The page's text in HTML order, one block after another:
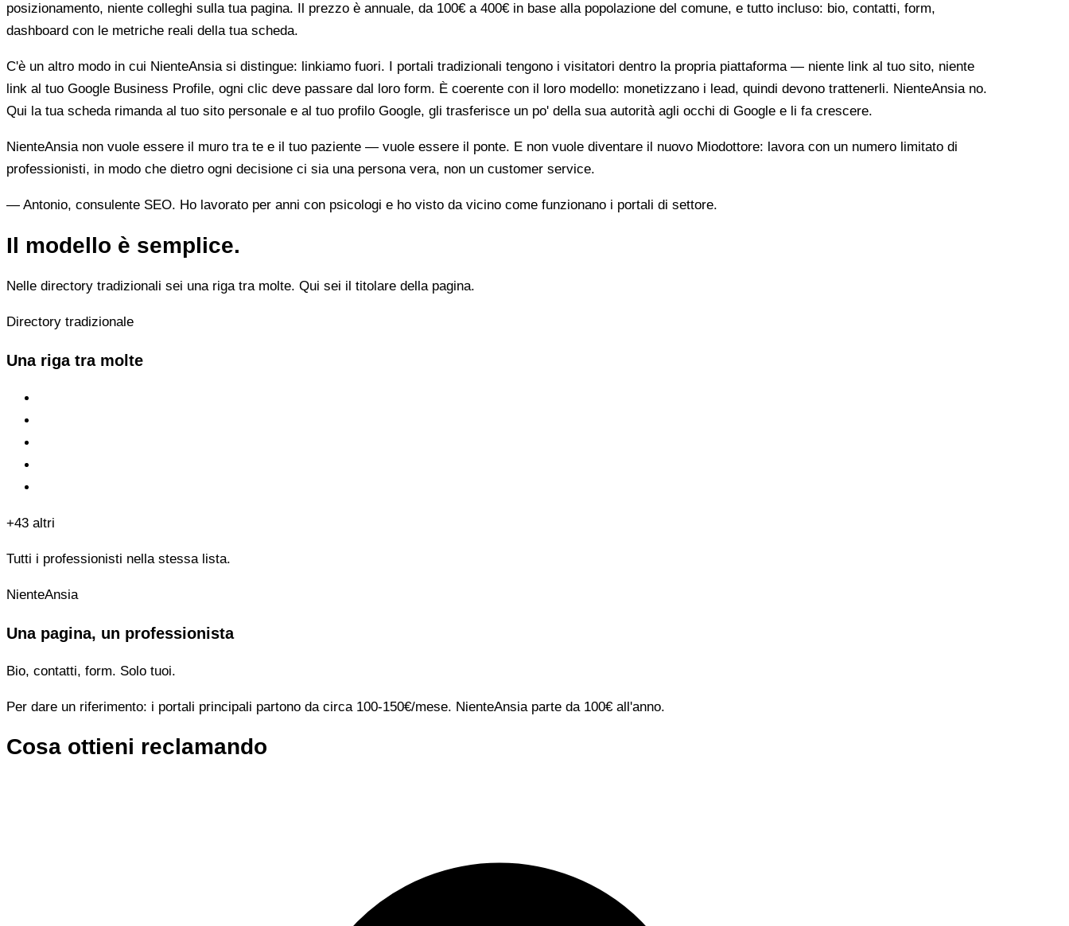
posizionamento, niente colleghi sulla tua pagina. Il prezzo è annuale, da 100€ a 400€ in base alla popolazione del comune, e tutto incluso: bio, contatti, form,
dashboard con le metriche reali della tua scheda.
C'è un altro modo in cui NienteAnsia si distingue: linkiamo fuori. I portali tradizionali tengono i visitatori dentro la propria piattaforma — niente link al tuo sito, niente
link al tuo Google Business Profile, ogni clic deve passare dal loro form. È coerente con il loro modello: monetizzano i lead, quindi devono trattenerli. NienteAnsia no.
Qui la tua scheda rimanda al tuo sito personale e al tuo profilo Google, gli trasferisce un po' della sua autorità agli occhi di Google e li fa crescere.
NienteAnsia non vuole essere il muro tra te e il tuo paziente — vuole essere il ponte. E non vuole diventare il nuovo Miodottore: lavora con un numero limitato di
professionisti, in modo che dietro ogni decisione ci sia una persona vera, non un customer service.
— Antonio, consulente SEO. Ho lavorato per anni con psicologi e ho visto da vicino come funzionano i portali di settore.
Il modello è semplice.
Nelle directory tradizionali sei una riga tra molte. Qui sei il titolare della pagina.
Directory tradizionale
Una riga tra molte
+43 altri
Tutti i professionisti nella stessa lista.
NienteAnsia
Una pagina, un professionista
Bio, contatti, form. Solo tuoi.
Per dare un riferimento: i portali principali partono da circa 100-150€/mese. NienteAnsia parte da 100€ all'anno.
Cosa ottieni reclamando